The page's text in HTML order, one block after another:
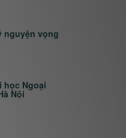
nguyện vọng
học Ngoại
Nội